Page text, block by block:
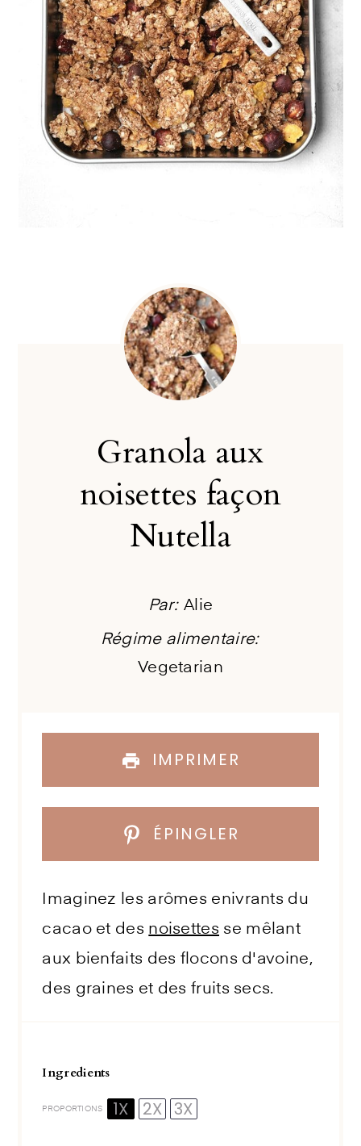
Granola aux
noisettes façon
Nutella
Par: Alie
Régime alimentaire:
Vegetarian
IMPRIMER
ÉPINGLER
Imaginez les arômes enivrants du
cacao et des noisettes se mêlant
aux bienfaits des flocons d'avoine,
des graines et des fruits secs.
Ingredients
PROPORTIONS 1X 2X 3X